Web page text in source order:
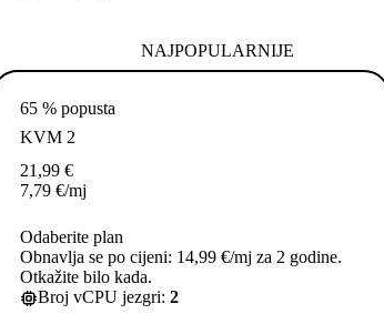
NAJPOPULARNIJE
65 % popusta
KVM 2
21,99 €
7,79 €/mj
Odaberite plan
Obnavlja se po cijeni: 14,99 €/mj za 2 godine.
Otkažite bilo kada.
Broj vCPU jezgri: 2